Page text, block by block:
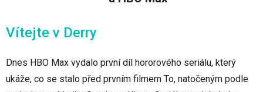
Vítejte v Derry
Dnes HBO Max vydalo první díl hororového seriálu, který
ukáže, co se stalo před prvním filmem To, natočeným podle